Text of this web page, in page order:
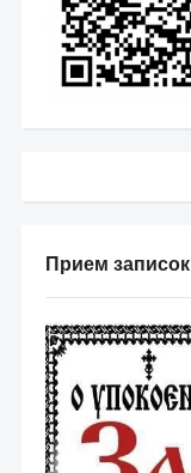
Прием записок